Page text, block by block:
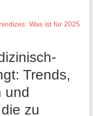
Was ist für 2025
Trends,
und
zu